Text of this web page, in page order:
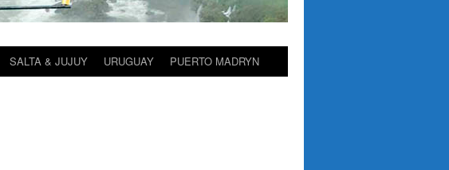
SALTA & JUJUY URUGUAY PUERTO MADRYN